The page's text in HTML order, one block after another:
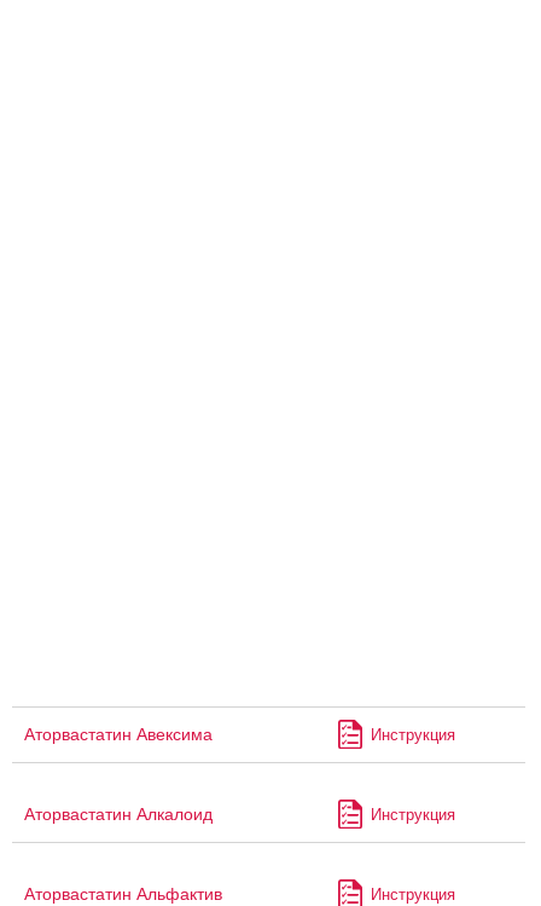
Аторвастатин Авексима Инструкция
Аторвастатин Алкалоид Инструкция
Аторвастатин Альфактив Инструкция